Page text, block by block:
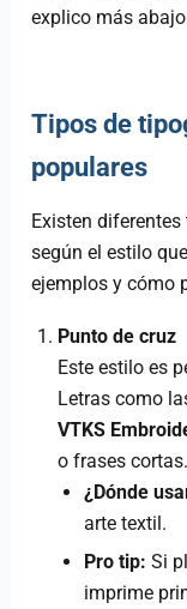
explico más
Tipos de
populares
Existen
según el estilo
ejemplos y cómo
Punto de cruz
Este estilo es
Letras como
VTKS
o frases cortas.
¿Dónde
arte textil.
Pro tip: Si
imprime